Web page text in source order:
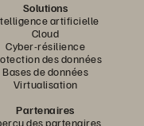
Solutions
artificielle
Cloud
Cyber-résilience
des données
Bases de données
Virtualisation
Partenaires
des partenaires